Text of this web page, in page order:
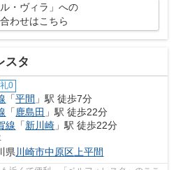
ル・ヴィラ」への
わせはこちら
スタ
礼0
「平間 」駅 徒歩7分
「鹿島田 」駅 徒歩22分
線 「新川崎 」駅 徒歩22分
県川崎市中原区上平間